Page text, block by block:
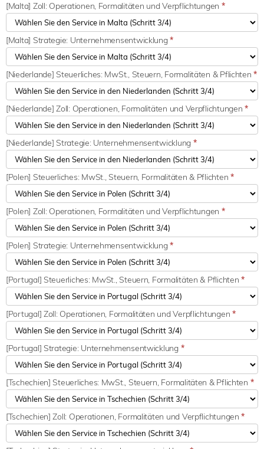
[Malta] Zoll: Operationen, Formalitäten und Verpflichtungen *
[Malta] Strategie: Unternehmensentwicklung*
[Niederlande] Steuerliches: MwSt., Steuern, Formalitäten & Pflichten*
[Niederlande] Zoll: Operationen, Formalitäten und Verpflichtungen*
[Niederlande] Strategie: Unternehmensentwicklung *
[Polen] Steuerliches: MwSt., Steuern, Formalitäten & Pflichten *
[Polen] Zoll: Operationen, Formalitäten und Verpflichtungen *
[Polen] Strategie: Unternehmensentwicklung*
[Portugal] Steuerliches: MwSt., Steuern, Formalitäten & Pflichten*
[Portugal] Zoll: Operationen, Formalitäten und Verpflichtungen *
[Portugal] Strategie: Unternehmensentwicklung *
[Tschechien] Steuerliches: MwSt., Steuern, Formalitäten & Pflichten *
[Tschechien] Zoll: Operationen, Formalitäten und Verpflichtungen*